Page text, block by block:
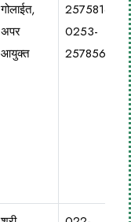
गोलाईत,
अपर
आयुक्त
2575816
0253-
2578568